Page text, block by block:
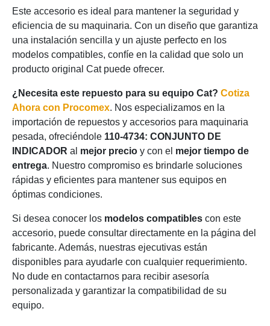
Este accesorio es ideal para mantener la seguridad y
eficiencia de su maquinaria. Con un diseño que garantiza
una instalación sencilla y un ajuste perfecto en los
modelos compatibles, confíe en la calidad que solo un
producto original Cat puede ofrecer.
¿Necesita este repuesto para su equipo Cat? Cotiza
Ahora con Procomex. Nos especializamos en la
importación de repuestos y accesorios para maquinaria
pesada, ofreciéndole 110-4734: CONJUNTO DE
INDICADOR al mejor precio y con el mejor tiempo de
entrega. Nuestro compromiso es brindarle soluciones
rápidas y eficientes para mantener sus equipos en
óptimas condiciones.
Si desea conocer los modelos compatibles con este
accesorio, puede consultar directamente en la página del
fabricante. Además, nuestras ejecutivas están
disponibles para ayudarle con cualquier requerimiento.
No dude en contactarnos para recibir asesoría
personalizada y garantizar la compatibilidad de su
equipo.